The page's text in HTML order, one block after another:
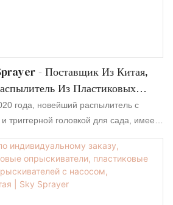
- Поставщик Из Китая,
Из Пластиковых
Головкой И Обычным Садовым
года, новейший распылитель с
триггерной головкой для сада, имеет
того, он разработан в соответствии с